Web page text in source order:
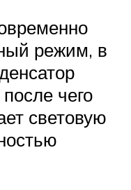
режим, в
чего
световую